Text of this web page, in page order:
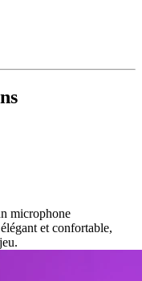
microphone
et confortable,